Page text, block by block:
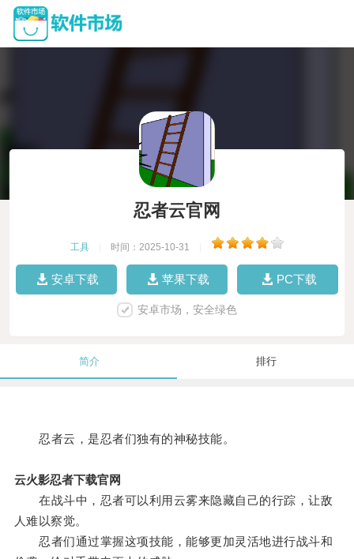
忍者云官网
工具 时间：2025-10-31
安卓下载 苹果下载 PC下载
安卓市场，安全绿色
简介 排行
忍者云，是忍者们独有的神秘技能。
云火影忍者下载官网
在战斗中，忍者可以利用云雾来隐藏自己的行踪，让敌
人难以察觉。
忍者们通过掌握这项技能，能够更加灵活地进行战斗和